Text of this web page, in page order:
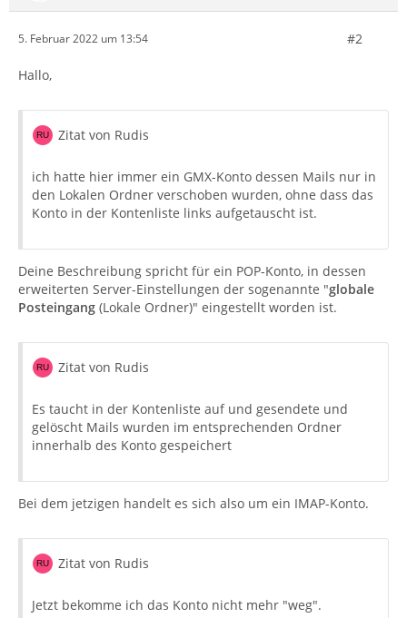
5. Februar 2022 um 13:54 #2
Hallo,
Zitat von Rudis
ich hatte hier immer ein GMX-Konto dessen Mails nur in
den Lokalen Ordner verschoben wurden, ohne dass das
Konto in der Kontenliste links aufgetauscht ist.
Deine Beschreibung spricht für ein POP-Konto, in dessen
erweiterten Server-Einstellungen der sogenannte "globale
Posteingang (Lokale Ordner)" eingestellt worden ist.
Zitat von Rudis
Es taucht in der Kontenliste auf und gesendete und
gelöscht Mails wurden im entsprechenden Ordner
innerhalb des Konto gespeichert
Bei dem jetzigen handelt es sich also um ein IMAP-Konto.
Zitat von Rudis
Jetzt bekomme ich das Konto nicht mehr "weg".